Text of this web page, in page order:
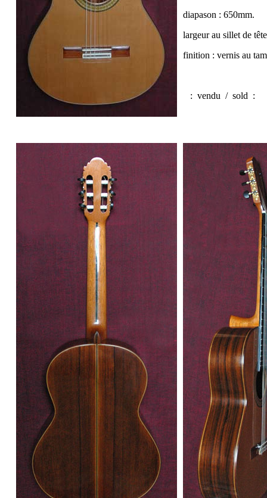
diapason : 650mm.
largeur au sillet de
finition : vernis au
: vendu / sold :